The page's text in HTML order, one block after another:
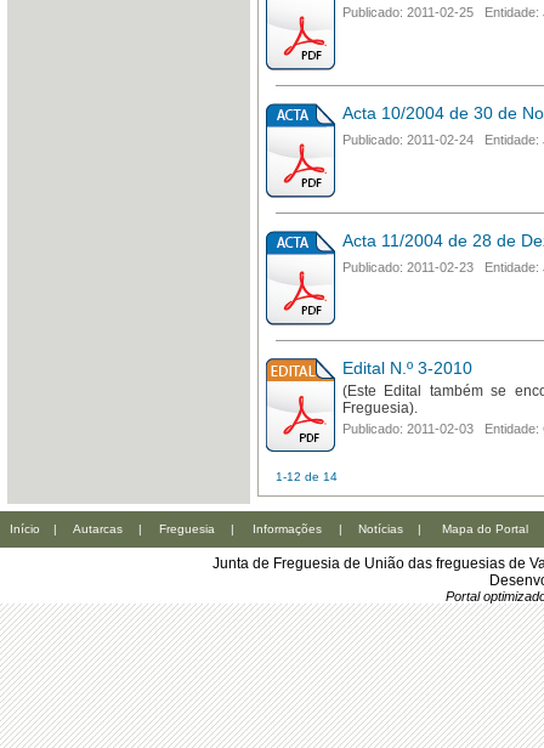
Publicado: 2011-02-25 Entidade:
Acta 10/2004 de 30 de
Publicado: 2011-02-24 Entidade:
Acta 11/2004 de 28 de
Publicado: 2011-02-23 Entidade:
Edital N.º 3-2010
(Este Edital também se
Freguesia).
Publicado: 2011-02-03 Entidade:
1-12 de 14
Início | Autarcas | Freguesia | Informações | Notícias | Mapa do Portal
Junta de Freguesia de União das freguesias de
Portal